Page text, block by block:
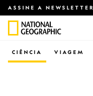
ASSINE A NEWSLETTER
CIÊNCIA VIAGEM